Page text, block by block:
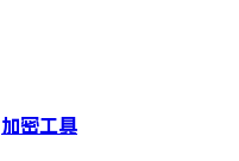
加密工具